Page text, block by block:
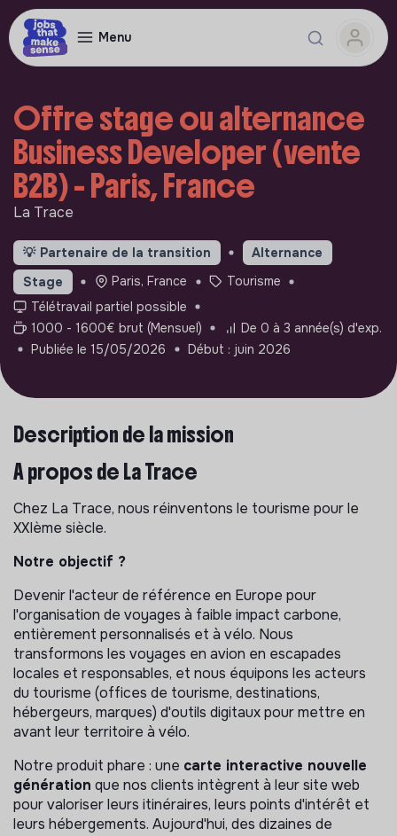
Menu
Offre stage ou alternance
Business Developer (vente
B2B) - Paris, France
La Trace
💡 Partenaire de la transition
Alternance
Stage
Paris, France
Tourisme
Télétravail partiel possible
1000 - 1600€ brut (Mensuel)
De 0 à 3 année(s) d'exp.
Publiée le 15/05/2026
Début : juin 2026
Description de la mission
À propos de La Trace
Chez La Trace, nous réinventons le tourisme pour le
XXIème siècle.
Notre objectif ?
Devenir l'acteur de référence en Europe pour
l'organisation de voyages à faible impact carbone,
entièrement personnalisés et à vélo. Nous
transformons les voyages en avion en escapades
locales et responsables, et nous équipons les acteurs
du tourisme (offices de tourisme, destinations,
hébergeurs, marques) d'outils digitaux pour mettre en
avant leur territoire à vélo.
Notre produit phare : une carte interactive nouvelle
génération que nos clients intègrent à leur site web
pour valoriser leurs itinéraires, leurs points d'intérêt et
leurs hébergements. Aujourd'hui, des dizaines de